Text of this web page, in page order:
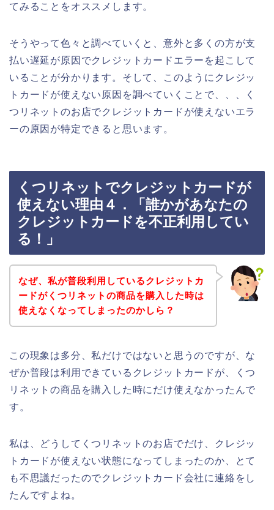
てみることをオススメします。
そうやって色々と調べていくと、意外と多くの方が支
払い遅延が原因でクレジットカードエラーを起こして
いることが分かります。そして、このようにクレジッ
トカードが使えない原因を調べていくことで、、、く
つリネットのお店でクレジットカードが使えないエラ
ーの原因が特定できると思います。
くつリネットでクレジットカードが
使えない理由４．「誰かがあなたの
クレジットカードを不正利用してい
る！」
なぜ、私が普段利用しているクレジットカ
ードがくつリネットの商品を購入した時は
使えなくなってしまったのかしら？
この現象は多分、私だけではないと思うのですが、な
ぜか普段は利用できているクレジットカードが、くつ
リネットの商品を購入した時にだけ使えなかったんで
す。
私は、どうしてくつリネットのお店でだけ、クレジッ
トカードが使えない状態になってしまったのか、とて
も不思議だったのでクレジットカード会社に連絡をし
たんですよね。